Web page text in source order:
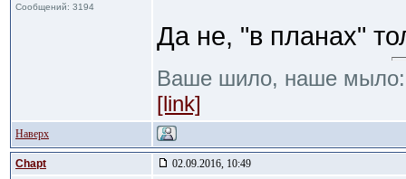
Сообщений: 3194
Да не, "в планах"
Ваше шило, наше
[link]
Наверх
Chapt 02.09.2016, 10:49